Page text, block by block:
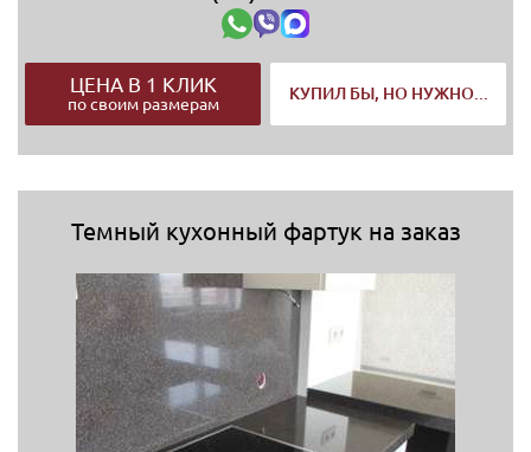
ЦЕНА В 1 КЛИК
по своим размерам
КУПИЛ БЫ, НО НУЖНО...
Темный кухонный фартук на заказ